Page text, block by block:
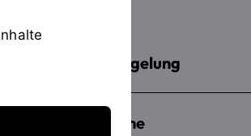
Betriebsregelung
Systeme